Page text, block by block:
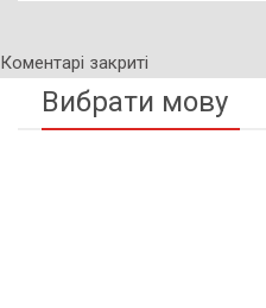
Коментарі закриті
Вибрати мову